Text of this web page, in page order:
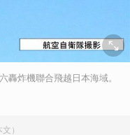
轟炸機聯合飛越日本海域。
）